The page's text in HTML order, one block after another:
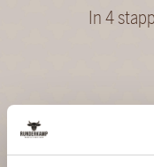
In 4